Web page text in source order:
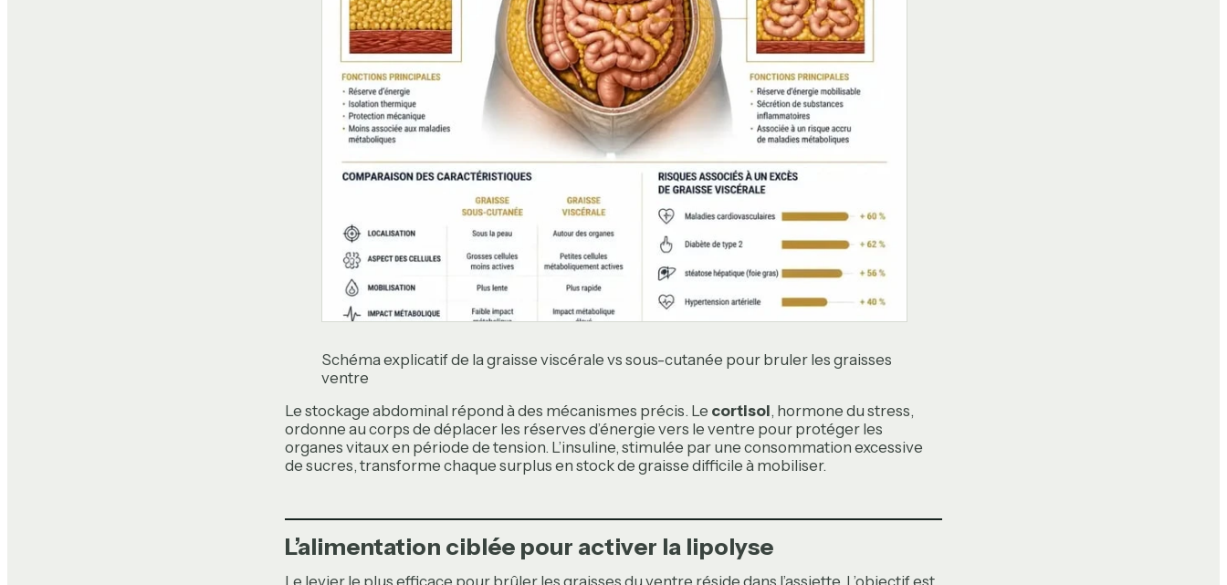
Schéma explicatif de la graisse viscérale vs sous-cutanée pour bruler les graisses
ventre
Le stockage abdominal répond à des mécanismes précis. Le cortisol, hormone du stress,
ordonne au corps de déplacer les réserves d’énergie vers le ventre pour protéger les
organes vitaux en période de tension. L’insuline, stimulée par une consommation excessive
de sucres, transforme chaque surplus en stock de graisse difficile à mobiliser.
L’alimentation ciblée pour activer la lipolyse
Le levier le plus efficace pour brûler les graisses du ventre réside dans l’assiette. L’objectif est